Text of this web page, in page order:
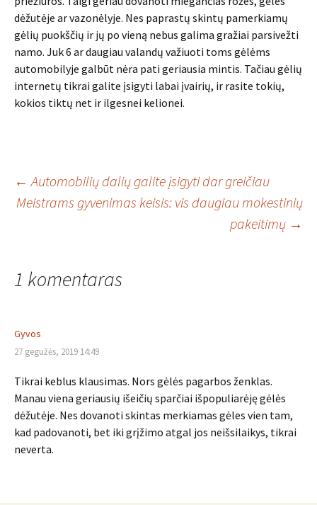
dėžutėje ar vazonėlyje. Nes paprastų skintų pamerkiamų
gėlių puokščių ir jų po vieną nebus galima gražiai parsivežti
namo. Juk 6 ar daugiau valandų važiuoti toms gėlėms
automobilyje galbūt nėra pati geriausia mintis. Tačiau gėlių
internetų tikrai galite įsigyti labai įvairių, ir rasite tokių,
kokios tiktų net ir ilgesnei kelionei.
Įrašo
← Automobilių dalių galite įsigyti dar greičiau
Meistrams gyvenimas keisis: vis daugiau mokestinių
pakeitimų →
1 komentaras
Gyvos
27 gegužės, 2019 14:49
Tikrai keblus klausimas. Nors gėlės pagarbos ženklas.
Manau viena geriausių išeičių sparčiai išpopuliarėję gėlės
dėžutėje. Nes dovanoti skintas merkiamas gėles vien tam,
kad padovanoti, bet iki grįžimo atgal jos neišsilaikys, tikrai
neverta.